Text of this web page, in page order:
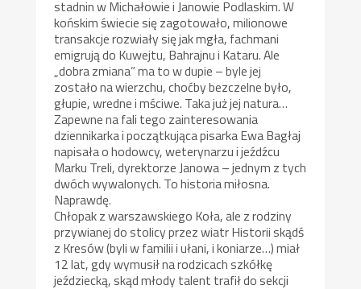
stadnin w Michałowie i Janowie Podlaskim. W
końskim świecie się zagotowało, milionowe
transakcje rozwiały się jak mgła, fachmani
emigrują do Kuwejtu, Bahrajnu i Kataru. Ale
„dobra zmiana” ma to w dupie – byle jej
zostało na wierzchu, choćby bezczelne było,
głupie, wredne i mściwe. Taka już jej natura…
Zapewne na fali tego zainteresowania
dziennikarka i początkująca pisarka Ewa Bagłaj
napisała o hodowcy, weterynarzu i jeźdźcu
Marku Treli, dyrektorze Janowa – jednym z tych
dwóch wywalonych. To historia miłosna.
Naprawdę.
Chłopak z warszawskiego Koła, ale z rodziny
przywianej do stolicy przez wiatr Historii skądś
z Kresów (byli w familii i ułani, i koniarze…) miał
12 lat, gdy wymusił na rodzicach szkółkę
jeździecką, skąd młody talent trafił do sekcji